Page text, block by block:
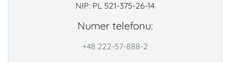
NIP: PL 521-375-26-14
Numer telefonu:
+48 222-57-888-2